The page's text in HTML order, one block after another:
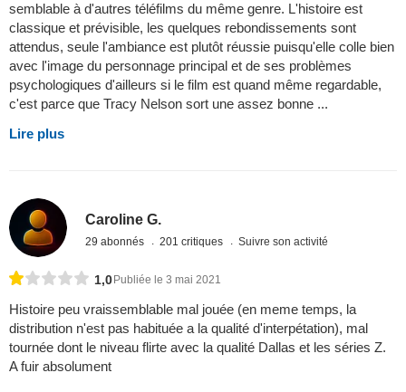
semblable à d'autres téléfilms du même genre. L'histoire est
classique et prévisible, les quelques rebondissements sont
attendus, seule l'ambiance est plutôt réussie puisqu'elle colle bien
avec l'image du personnage principal et de ses problèmes
psychologiques d'ailleurs si le film est quand même regardable,
c'est parce que Tracy Nelson sort une assez bonne ...
Lire plus
Caroline G.
29 abonnés 201 critiques Suivre son activité
1,0Publiée le 3 mai 2021
Histoire peu vraissemblable mal jouée (en meme temps, la
distribution n'est pas habituée a la qualité d'interpétation), mal
tournée dont le niveau flirte avec la qualité Dallas et les séries Z.
A fuir absolument